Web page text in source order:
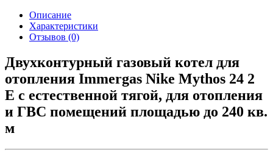
Описание
Характеристики
Отзывов (0)
Двухконтурный газовый котел для
отопления Immergas Nike Mythos 24 2
Е с естественной тягой, для отопления
и ГВС помещений площадью до 240 кв.
м